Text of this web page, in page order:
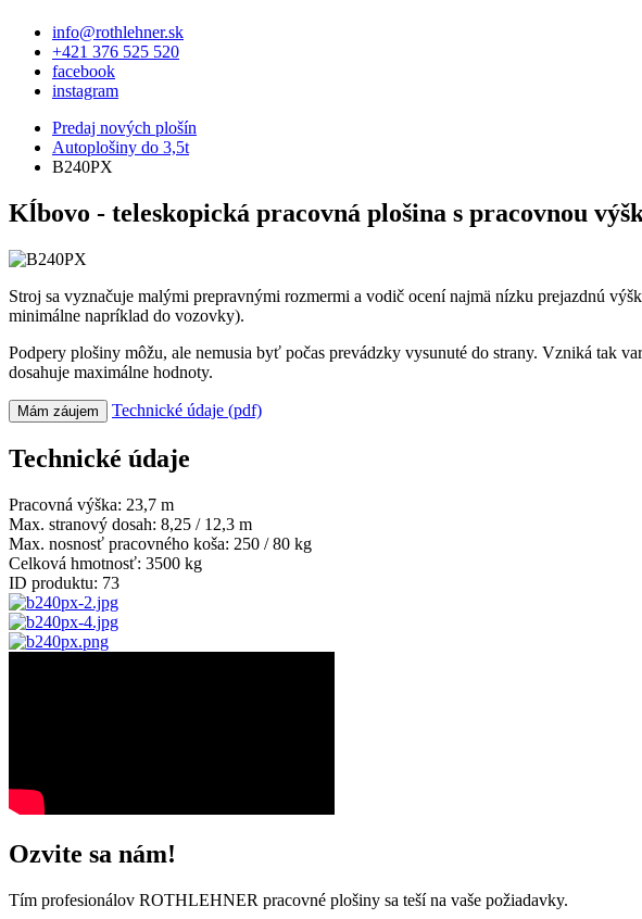
info@rothlehner.sk
+421 376 525 520
facebook
instagram
Predaj nových plošín
Autoplošiny do 3,5t
B240PX
Kĺbovo - teleskopická pracovná plošina s pracovnou
Stroj sa vyznačuje malými prepravnými rozmermi a vodič ocení najmä nízku prejazdnú
minimálne napríklad do vozovky).
Podpery plošiny môžu, ale nemusia byť počas prevádzky vysunuté do strany. Vzniká tak
dosahuje maximálne hodnoty.
Mám záujem Technické údaje (pdf)
Technické údaje
Pracovná výška: 23,7 m
Max. stranový dosah: 8,25 / 12,3 m
Max. nosnosť pracovného koša: 250 / 80 kg
Celková hmotnosť: 3500 kg
ID produktu: 73
Ozvite sa nám!
Tím profesionálov ROTHLEHNER pracovné plošiny sa teší na vaše požiadavky.